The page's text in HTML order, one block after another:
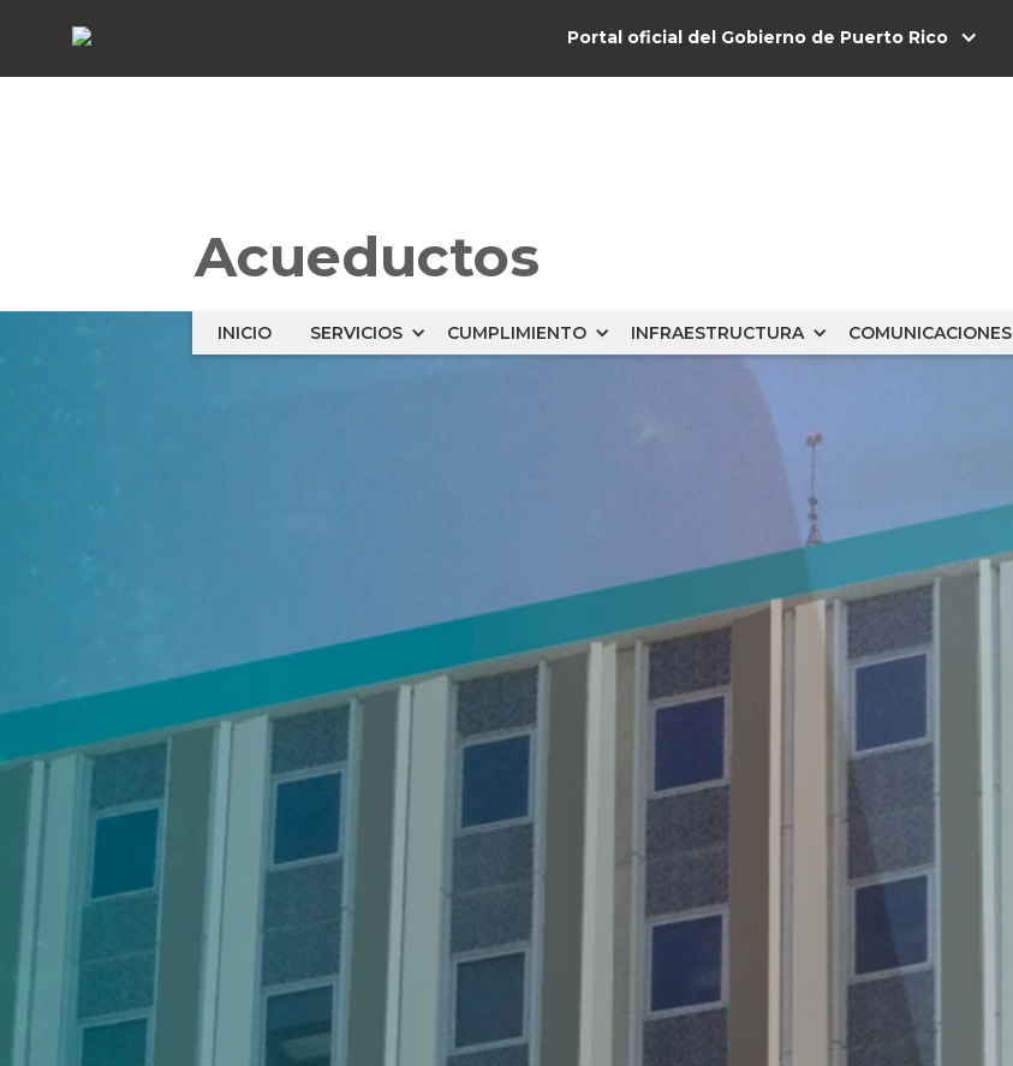
Portal oficial del Gobierno de Puerto Rico
Acueductos
INICIO SERVICIOS CUMPLIMIENTO INFRAESTRUCTURA COMUNICACIONES